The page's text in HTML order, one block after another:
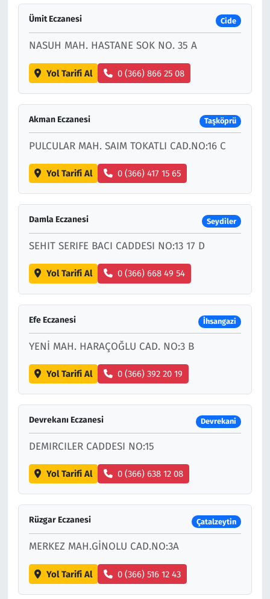
Ümit Eczanesi Cide
NASUH MAH. HASTANE SOK NO. 35 A
Yol Tarifi Al 0 (366) 866 25 08
Akman Eczanesi Taşköprü
PULCULAR MAH. SAIM TOKATLI CAD.NO:16 C
Yol Tarifi Al 0 (366) 417 15 65
Damla Eczanesi Seydiler
SEHIT SERIFE BACI CADDESI NO:13 17 D
Yol Tarifi Al 0 (366) 668 49 54
Efe Eczanesi İhsangazi
YENİ MAH. HARAÇOĞLU CAD. NO:3 B
Yol Tarifi Al 0 (366) 392 20 19
Devrekanı Eczanesi Devrekani
DEMIRCILER CADDESI NO:15
Yol Tarifi Al 0 (366) 638 12 08
Rüzgar Eczanesi Çatalzeytin
MERKEZ MAH.GİNOLU CAD.NO:3A
Yol Tarifi Al 0 (366) 516 12 43